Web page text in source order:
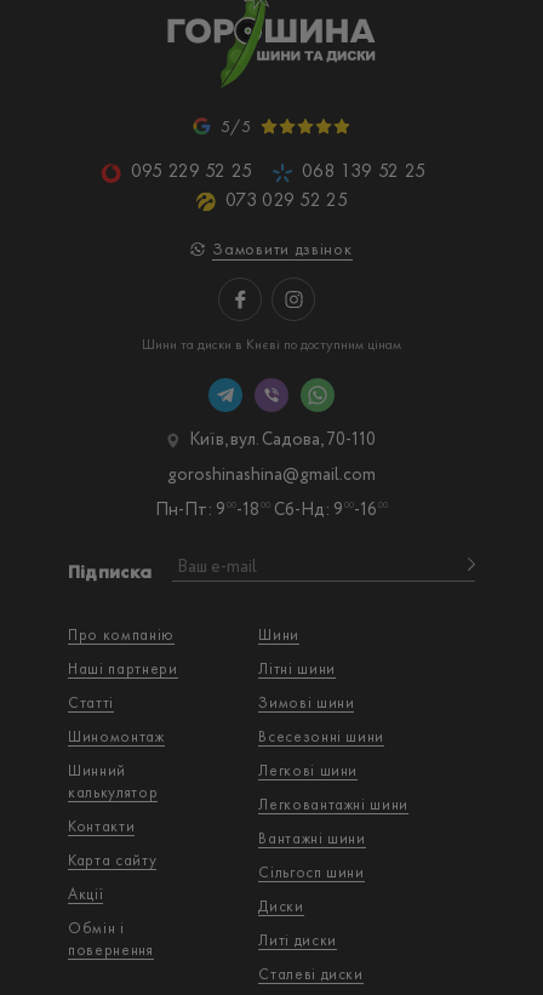
5/5
095 229 52 25
068 139 52 25
073 029 52 25
Замовити дзвінок
Шини та диски в Києві по доступним цінам
Про компанію
Наші партнери
Статті
Шиномонтаж
Шинний
калькулятор
Контакти
Карта сайту
Акції
Обмін і
повернення
Шини
Літні шини
Зимові шини
Всесезонні шини
Легкові шини
Легковантажнi шини
Вантажнi шини
Сільгосп шини
Диски
Литі диски
Сталеві диски
Підписка
Київ, вул. Садова, 70-110
Пн-Пт: 9 00-18 00 Сб-Нд: 9 00-16 00
goroshinashina@gmail.com